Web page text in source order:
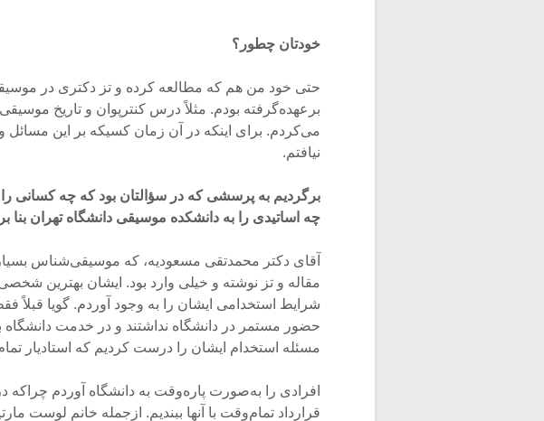
خودتان چطور؟
حتی خود من هم که مطالعه کرده و تز دکتری در
برعهده‌گرفته بودم. مثلاً درس کنترپوان و تاریخ
می‌کردم. برای اینکه در آن زمان کسیکه بر این
نیافتم.
برگردیم به پرسشی که در سؤالتان بود که چه کسانی
چه اساتیدی را به دانشکده موسیقی دانشگاه تهران بنا
آقای دکتر محمدتقی مسعودیه، که موسیقی‌شناس
مقاله و تز نوشته و خیلی وارد بود. ایشان بهترین
شرایط استخدامی ایشان را به وجود آوردم. گویا قبلاً
حضور مستمر در دانشگاه نداشتند و در خدمت دانشگاه
مسئله استخدام ایشان را درست کردیم که استادیار
افرادی را به‌صورت پاره‌وقت به دانشگاه آوردم چراکه
قرارداد تمام‌وقت با آنها ببندیم. ازجمله خانم لوست